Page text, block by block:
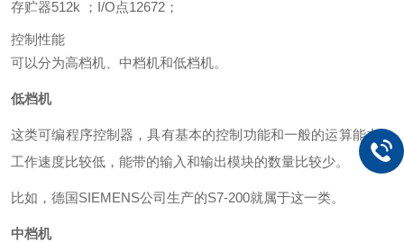
存贮器512k ；I/O点12672；
控制性能
可以分为高档机、中档机和低档机。
低档机
这类可编程序控制器，具有基本的控制功能和一般的运算能力。
工作速度比较低，能带的输入和输出模块的数量比较少。
比如，德国SIEMENS公司生产的S7-200就属于这一类。
中档机